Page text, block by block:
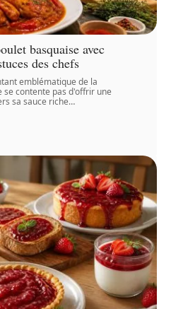
basquaise avec
des chefs
emblématique de la
se contente pas d'offrir une
sa sauce riche…